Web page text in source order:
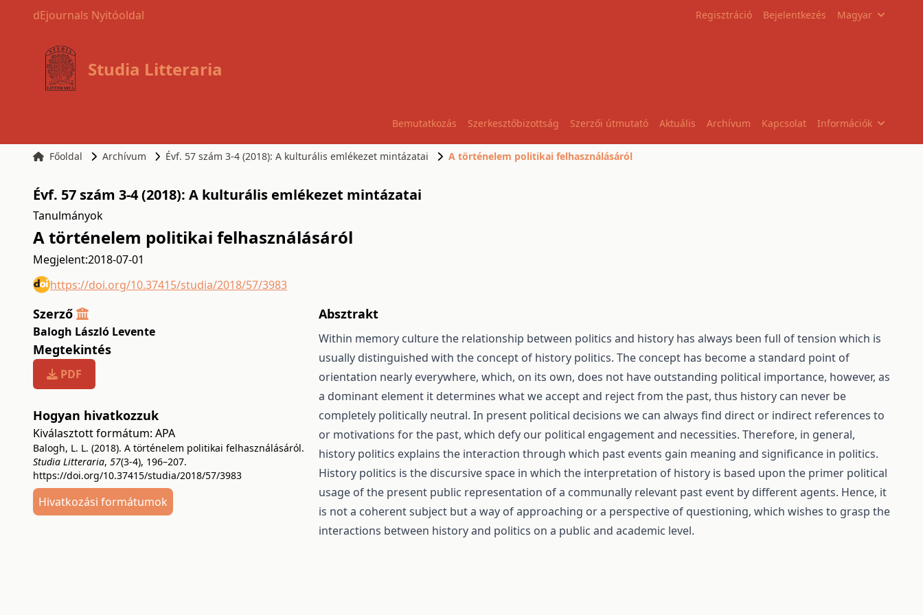
dEjournals Nyitóoldal Regisztráció Bejelentkezés Magyar
Studia Litteraria
Bemutatkozás Szerkesztőbizottság Szerzői útmutató Aktuális Archívum Kapcsolat Információk
Főoldal Archívum Évf. 57 szám 3-4 (2018): A kulturális emlékezet mintázatai A történelem politikai felhasználásáról
Évf. 57 szám 3-4 (2018): A kulturális emlékezet mintázatai
Tanulmányok
A történelem politikai felhasználásáról
Megjelent:2018-07-01
https://doi.org/10.37415/studia/2018/57/3983
Szerző
Balogh László Levente
Megtekintés
PDF
Hogyan hivatkozzuk
Kiválasztott formátum: APA
Balogh, L. L. (2018). A történelem politikai felhasználásáról.
Studia Litteraria, 57(3-4), 196–207.
https://doi.org/10.37415/studia/2018/57/3983
Hivatkozási formátumok
Absztrakt
Within memory culture the relationship between politics and history has always been full of tension which is
usually distinguished with the concept of history politics. The concept has become a standard point of
orientation nearly everywhere, which, on its own, does not have outstanding political importance, however, as
a dominant element it determines what we accept and reject from the past, thus history can never be
completely politically neutral. In present political decisions we can always find direct or indirect references to
or motivations for the past, which defy our political engagement and necessities. Therefore, in general,
history politics explains the interaction through which past events gain meaning and significance in politics.
History politics is the discursive space in which the interpretation of history is based upon the primer political
usage of the present public representation of a communally relevant past event by different agents. Hence, it
is not a coherent subject but a way of approaching or a perspective of questioning, which wishes to grasp the
interactions between history and politics on a public and academic level.